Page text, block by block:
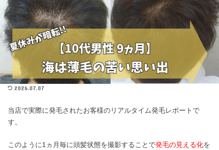
男性の発毛
572-0084
9:00 ~ 20:00
2026.07.07
当店で実際に発毛されたお客様のリアルタイム発毛レポートで
す。
このように1ヵ月毎に頭髪状態を撮影することで発毛の見える化を